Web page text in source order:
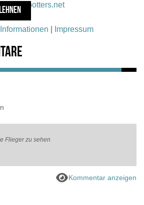
Flieger zu sehen
Kommentar anzeigen
Impressum